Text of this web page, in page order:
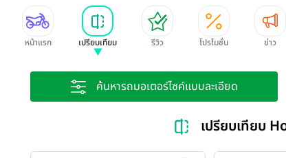
หน้าแรก เปรียบเทียบ รีวิว โปรโมชั่น ข่าว
ค้นหารถมอเตอร์ไซค์แบบละเอียด
เปรียบเทียบ